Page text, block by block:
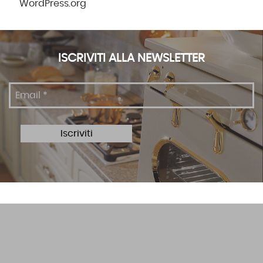
WordPress.org
ISCRIVITI ALLA NEWSLETTER